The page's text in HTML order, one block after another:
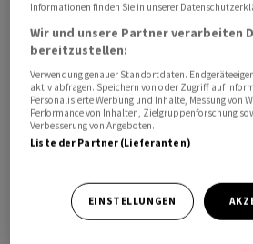
vorgegaukelt haben, um mit Hilfe
Milliardenhöhe ihr defizitäres
Wasser zu halten.
Informationen finden Sie in unserer
Wir und unsere Partner verarbeiten
bereitzustellen:
Verwendung genauer Standortdaten.
aktiv abfragen. Speichern von oder Zugriff auf
Personalisierte Werbung und Inhalte, Messung von
Performance von Inhalten, Zielgruppenforschung
Verbesserung von Angeboten.
Liste der Partner (Lieferanten)
EINSTELLUNGEN